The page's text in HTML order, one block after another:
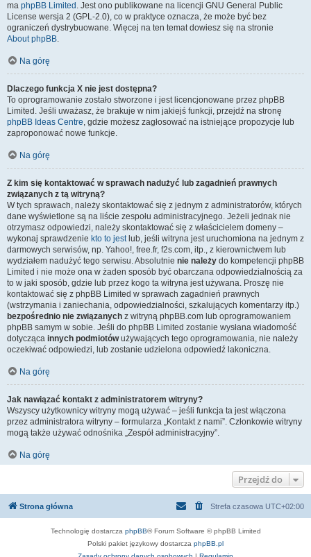
ma phpBB Limited . Jest ono publikowane na licencji GNU General Public
License wersja 2 (GPL-2.0), co w praktyce oznacza, że może być bez
ograniczeń dystrybuowane. Więcej na ten temat dowiesz się na stronie
About phpBB.
Na górę
Dlaczego funkcja X nie jest dostępna?
To oprogramowanie zostało stworzone i jest licencjonowane przez phpBB
Limited. Jeśli uważasz, że brakuje w nim jakiejś funkcji, przejdź na stronę
phpBB Ideas Centre, gdzie możesz zagłosować na istniejące propozycje lub
zaproponować nowe funkcje.
Na górę
Z kim się kontaktować w sprawach nadużyć lub zagadnień prawnych
związanych z tą witryną?
W tych sprawach, należy skontaktować się z jednym z administratorów, których
dane wyświetlone są na liście zespołu administracyjnego. Jeżeli jednak nie
otrzymasz odpowiedzi, należy skontaktować się z właścicielem domeny –
wykonaj sprawdzenie kto to jestlub, jeśli witryna jest uruchomiona na jednym z
darmowych serwisów, np. Yahoo!, free.fr, f2s.com, itp., z kierownictwem lub
wydziałem nadużyć tego serwisu. Absolutnie nie należy do kompetencji phpBB
Limited i nie może ona w żaden sposób być obarczana odpowiedzialnością za
to w jaki sposób, gdzie lub przez kogo ta witryna jest używana. Proszę nie
kontaktować się z phpBB Limited w sprawach zagadnień prawnych
(wstrzymania i zaniechania, odpowiedzialności, szkalujących komentarzy itp.)
bezpośrednio nie związanych z witryną phpBB.com lub oprogramowaniem
phpBB samym w sobie. Jeśli do phpBB Limited zostanie wysłana wiadomość
dotycząca innych podmiotówużywających tego oprogramowania, nie należy
oczekiwać odpowiedzi, lub zostanie udzielona odpowiedź lakoniczna.
Na górę
Jak nawiązać kontakt z administratorem witryny?
Wszyscy użytkownicy witryny mogą używać – jeśli funkcja ta jest włączona
przez administratora witryny – formularza „Kontakt z nami”. Członkowie witryny
mogą także używać odnośnika „Zespół administracyjny”.
Na górę
Przejdź do
Strona główna Strefa czasowa UTC+02:00
Technologię dostarcza phpBB® Forum Software © phpBB Limited
Polski pakiet językowy dostarcza phpBB.pl